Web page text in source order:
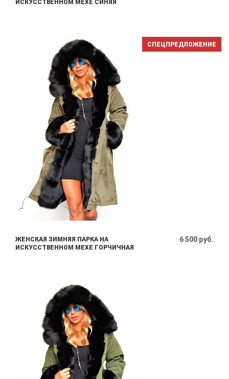
ИСКУССТВЕННОМ МЕХЕ СИНЯЯ
СПЕЦПРЕДЛОЖЕНИЕ
ЖЕНСКАЯ ЗИМНЯЯ ПАРКА НА
ИСКУССТВЕННОМ МЕХЕ ГОРЧИЧНАЯ
6 500 руб.